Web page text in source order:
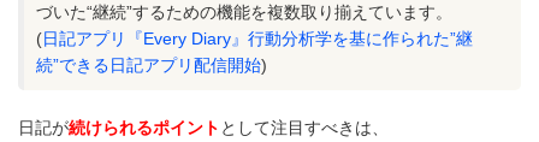
づいた“継続”するための機能を複数取り揃えています。
(日記アプリ『Every Diary』行動分析学を基に作られた”継
続”できる日記アプリ配信開始)
日記が続けられるポイント として注目すべきは、